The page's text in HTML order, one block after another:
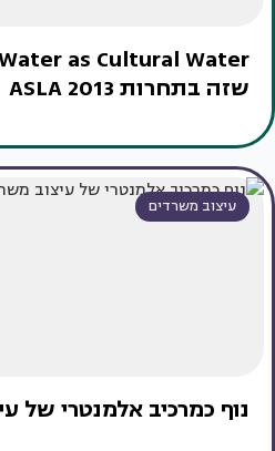
שזה בתחרות ASLA 2013
עיצוב משרדים
נוף כמרכיב אלמנטרי של